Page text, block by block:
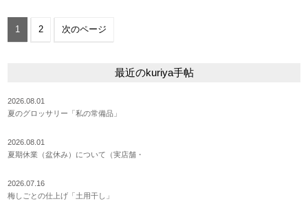
1 2 次のページ
最近のkuriya手帖
2026.08.01
夏のグロッサリー「私の常備品」
2026.08.01
夏期休業（盆休み）について（実店舗・
2026.07.16
梅しごとの仕上げ「土用干し」